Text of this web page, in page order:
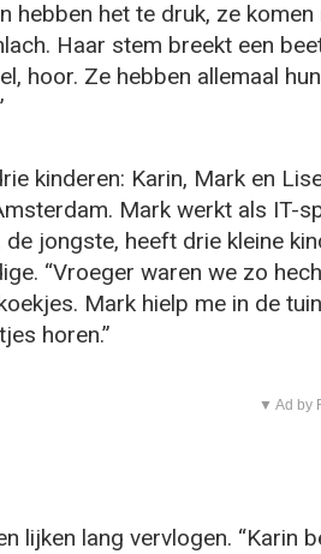
hebben het te druk, ze
Haar stem breekt een
hoor. Ze hebben allemaal
kinderen: Karin, Mark en
Mark werkt als IT-
jongste, heeft drie kleine
“Vroeger waren we zo
Mark hielp me in de
horen.”
▼ Ad by
lijken lang vervlogen. “Karin